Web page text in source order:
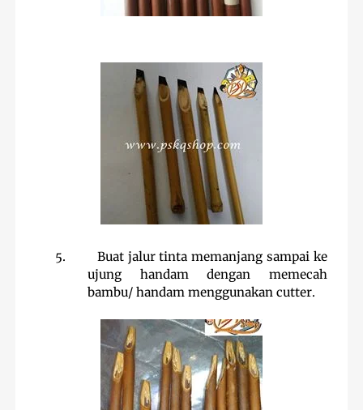
5.
Buat jalur tinta memanjang sampai ke
ujung handam dengan memecah
bambu/ handam menggunakan cutter.